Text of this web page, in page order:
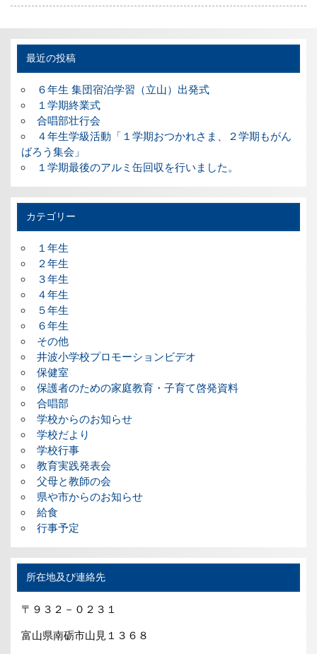
最近の投稿
６年生 集団宿泊学習（立山）出発式
１学期終業式
合唱部壮行会
４年生学級活動「１学期おつかれさま、２学期もがん
ばろう集会」
１学期最後のアルミ缶回収を行いました。
カテゴリー
１年生
２年生
３年生
４年生
５年生
６年生
その他
井波小学校プロモーションビデオ
保健室
保護者のための家庭教育・子育て啓発資料
合唱部
学校からのお知らせ
学校だより
学校行事
教育実践発表会
父母と教師の会
県や市からのお知らせ
給食
行事予定
所在地及び連絡先
〒９３２－０２３１
富山県南砺市山見１３６８